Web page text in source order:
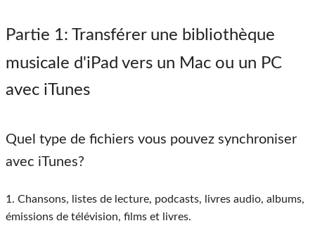
Partie 1: Transférer une bibliothèque
musicale d'iPad vers un Mac ou un PC
avec iTunes
Quel type de fichiers vous pouvez synchroniser
avec iTunes?
1. Chansons, listes de lecture, podcasts, livres audio, albums,
émissions de télévision, films et livres.